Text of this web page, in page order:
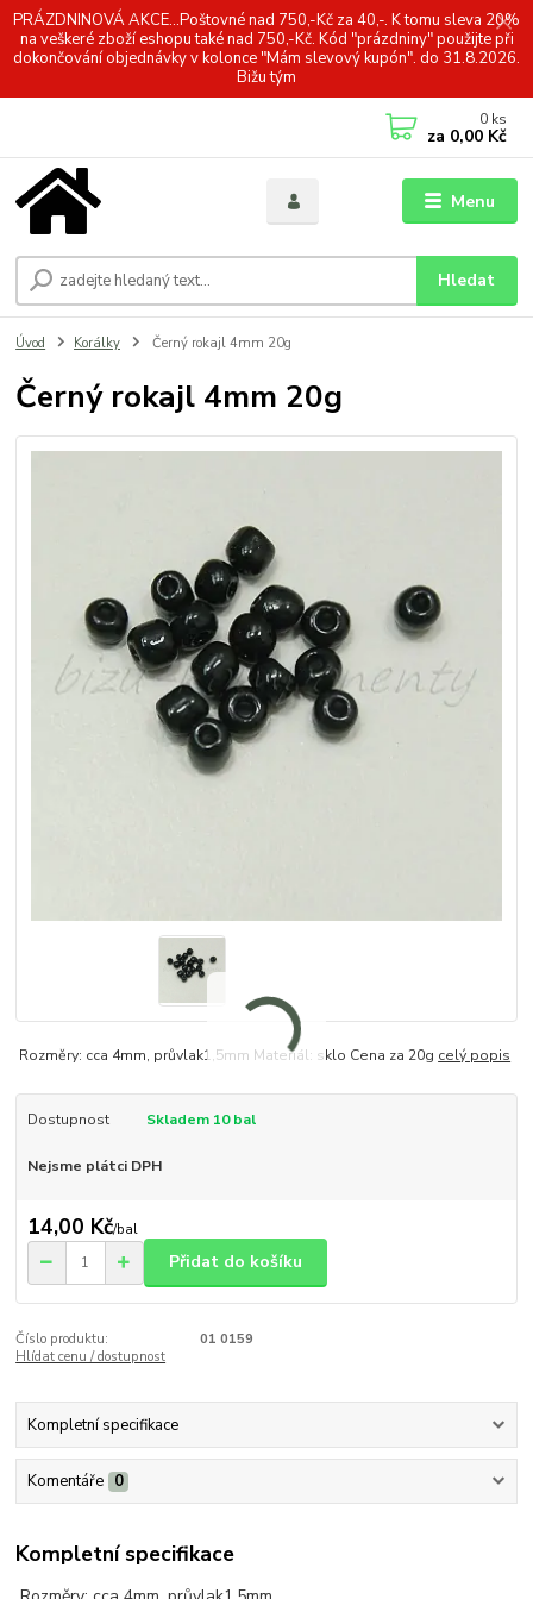
PRÁZDNINOVÁ AKCE...Poštovné nad 750,-Kč za 40,-. K tomu sleva 20%
na veškeré zboží eshopu také nad 750,-Kč. Kód "prázdniny" použijte při
dokončování objednávky v kolonce "Mám slevový kupón". do 31.8.2026.
Bižu tým
Menu
Hledat
0 ks
za 0,00 Kč
Úvod Korálky Černý rokajl 4mm 20g
Černý rokajl 4mm 20g
Rozměry: cca 4mm, průvlak1,5mm Materiál: sklo Cena za 20g celý popis
Dostupnost Skladem 10 bal
Nejsme plátci DPH
14,00 Kč/bal
Přidat do košíku
Číslo produktu:
01 0159
Hlídat cenu / dostupnost
Kompletní specifikace
Komentáře 0
Kompletní specifikace